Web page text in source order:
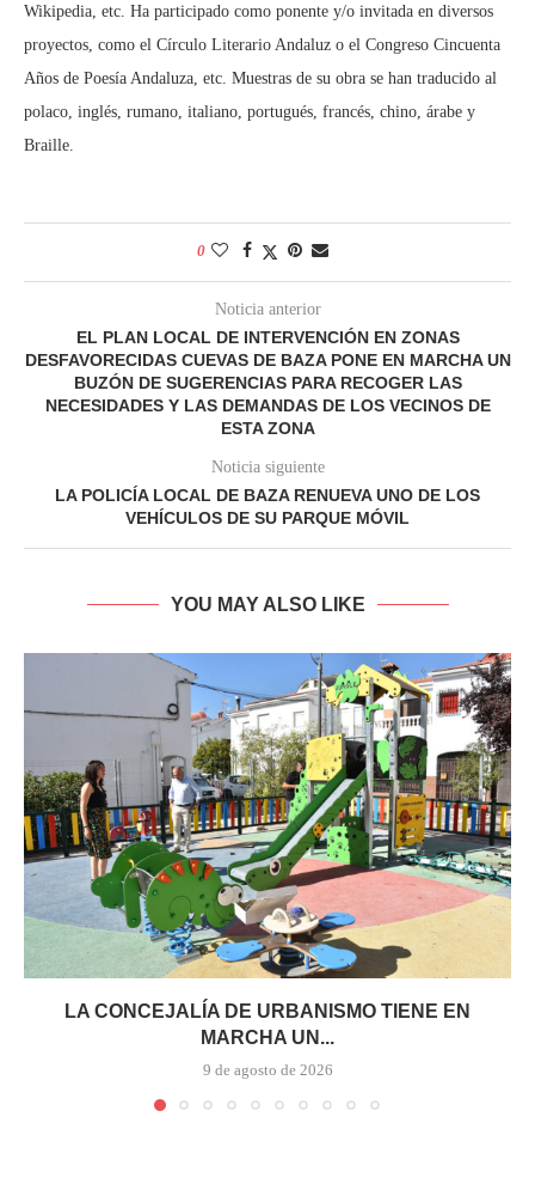
Wikipedia, etc. Ha participado como ponente y/o invitada en diversos
proyectos, como el Círculo Literario Andaluz o el Congreso Cincuenta
Años de Poesía Andaluza, etc. Muestras de su obra se han traducido al
polaco, inglés, rumano, italiano, portugués, francés, chino, árabe y
Braille.
0
Noticia anterior
EL PLAN LOCAL DE INTERVENCIÓN EN ZONAS
DESFAVORECIDAS CUEVAS DE BAZA PONE EN MARCHA UN
BUZÓN DE SUGERENCIAS PARA RECOGER LAS
NECESIDADES Y LAS DEMANDAS DE LOS VECINOS DE
ESTA ZONA
Noticia siguiente
LA POLICÍA LOCAL DE BAZA RENUEVA UNO DE LOS
VEHÍCULOS DE SU PARQUE MÓVIL
YOU MAY ALSO LIKE
LA CONCEJALÍA DE URBANISMO TIENE EN
MARCHA UN...
9 de agosto de 2026